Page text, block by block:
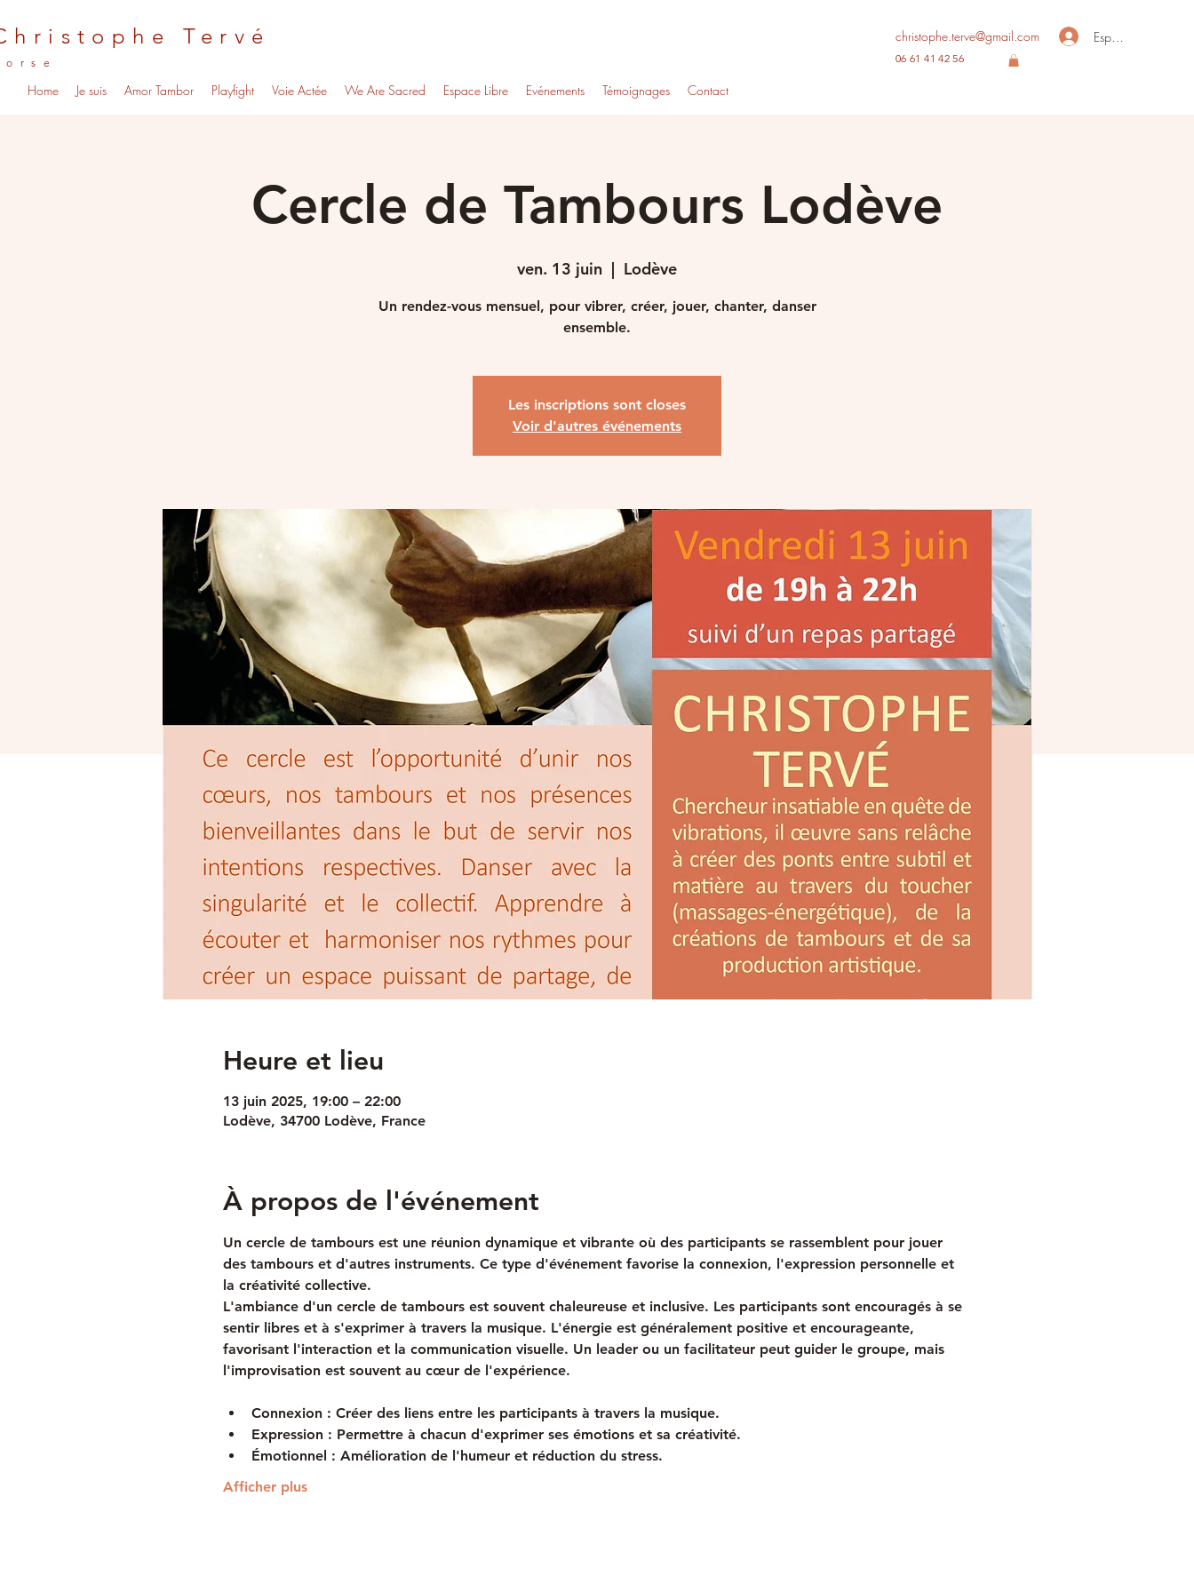
Tervé christophe.terve@gmail.com Espace membre
06 61 41 42 56
Home Je suis Amor Tambor Playfight Voie Actée We Are Sacred Espace Libre Evénements Témoignages Contact
Cercle de Tambours Lodève
ven. 13 juin
  |
Lodève
Un rendez-vous mensuel, pour vibrer, créer, jouer, chanter, danser
ensemble.
Les inscriptions sont closes
Voir d'autres événements
Heure et lieu
13 juin 2025, 19:00 – 22:00
Lodève, 34700 Lodève, France
À propos de l'événement
Un cercle de tambours est une réunion dynamique et vibrante où des participants se rassemblent pour jouer
des tambours et d'autres instruments. Ce type d'événement favorise la connexion, l'expression personnelle et
la créativité collective.
L'ambiance d'un cercle de tambours est souvent chaleureuse et inclusive. Les participants sont encouragés à se
sentir libres et à s'exprimer à travers la musique. L'énergie est généralement positive et encourageante,
favorisant l'interaction et la communication visuelle. Un leader ou un facilitateur peut guider le groupe, mais
l'improvisation est souvent au cœur de l'expérience.
Connexion : Créer des liens entre les participants à travers la musique.
Expression : Permettre à chacun d'exprimer ses émotions et sa créativité.
Émotionnel : Amélioration de l'humeur et réduction du stress.
Afficher plus